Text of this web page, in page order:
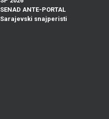
SENAD ANTE-PORTAL
Sarajevski snajperisti